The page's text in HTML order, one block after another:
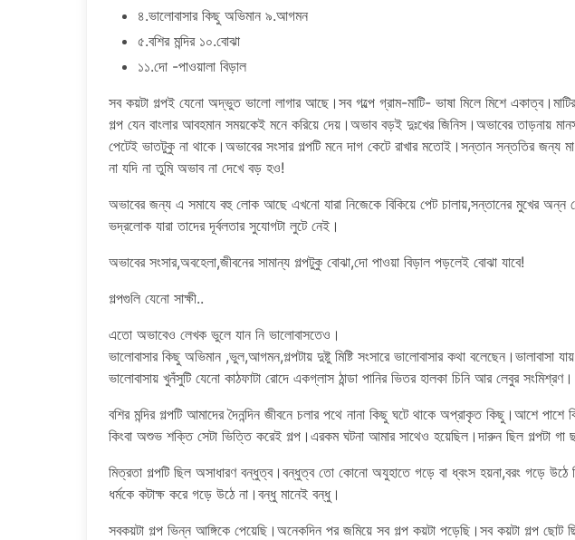
৪.ভালোবাসার কিছু অভিমান ৯.আগমন
৫.বশির মন্দির ১০.বোঝা
১১.দো -পাওয়ালা বিড়াল
সব কয়টা গল্পই যেনো অদ্ভুত ভালো লাগার আছে।সব গল্পে গ্রাম-মাটি- ভাষা মিলে মিশে
গল্প যেন বাংলার আবহমান সময়কেই মনে করিয়ে দেয়।অভাব বড়ই দুঃখের জিনিস।অভাবের তাড়নায়
পেটেই ভাতটুকু না থাকে।অভাবের সংসার গল্পটি মনে দাগ কেটে রাখার মতোই।সন্তান সন্ততির জন্য
না যদি না তুমি অভাব না দেখে বড় হও!
অভাবের জন্য এ সমাযে বহু লোক আছে এখনো যারা নিজেকে বিকিয়ে পেট চালায়,সন্তানের মুখের
ভদ্রলোক যারা তাদের দূর্বলতার সুযোগটা লুটে নেই।
অভাবের সংসার,অবহেলা,জীবনের সামান্য গল্পটুকু বোঝা,দো পাওয়া বিড়াল পড়লেই বোঝা যাবে!
গল্পগুলি যেনো সাক্ষী..
এতো অভাবেও লেখক ভুলে যান নি ভালোবাসতেও।
ভালোবাসার কিছু অভিমান ,ভুল,আগমন,গল্পটায় দুষ্টু মিষ্টি সংসারে ভালোবাসার কথা
ভালোবাসায় খুনঁসুটি যেনো কাঠফাটা রোদে একগ্লাস ঠান্ডা পানির ভিতর হালকা চিনি আর লেবুর
বশির মন্দির গল্পটি আমাদের দৈনন্দিন জীবনে চলার পথে নানা কিছু ঘটে থাকে অপ্রাকৃত কিছু।আশে
কিংবা অশুভ শক্তি সেটা ভিত্তি করেই গল্প।এরকম ঘটনা আমার সাথেও হয়েছিল।দারুন ছিল গল্পটা গা
মিত্রতা গল্পটি ছিল অসাধারণ বন্ধুত্ব।বন্ধুত্ব তো কোনো অযুহাতে গড়ে বা ধ্বংস হয়না,বরং গড়ে উঠে
ধর্মকে কটাক্ষ করে গড়ে উঠে না।বন্ধু মানেই বন্ধু।
সবকয়টা গল্প ভিন্ন আঙ্গিকে পেয়েছি।অনেকদিন পর জমিয়ে সব গল্প কয়টা পড়েছি।সব কয়টা গল্প ছোট